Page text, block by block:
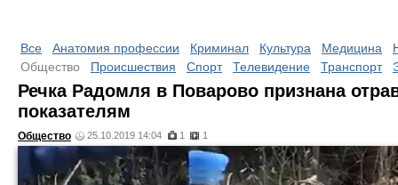
Все Анатомия профессии Криминал Культура Медицина
Общество
Происшествия Спорт Телевидение Транспорт
Речка Радомля в Поварово признана
показателям
Общество 25.10.2019 14:04 1 1